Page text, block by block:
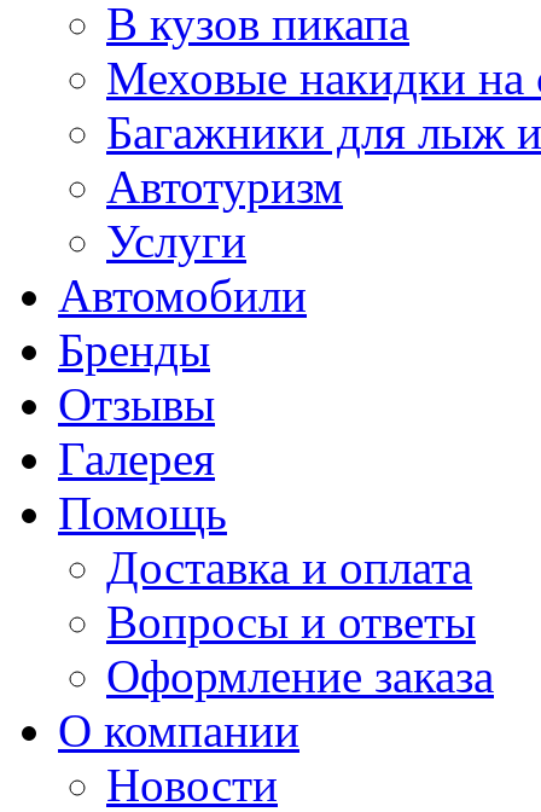
В кузов пикапа
Меховые накидки на
Багажники для лыж
Автотуризм
Услуги
Автомобили
Бренды
Отзывы
Галерея
Помощь
Доставка и оплата
Вопросы и ответы
Оформление заказа
О компании
Новости